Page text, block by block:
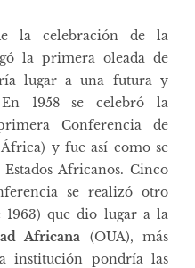
la celebración de la
la primera oleada de
lugar a una futura y
En 1958 se celebró la
Conferencia de
y fue así como se
Africanos. Cinco
se realizó otro
que dio lugar a la
Africana (OUA), más
institución pondría las